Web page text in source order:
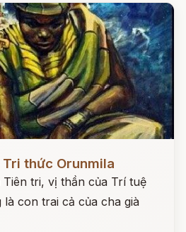
thức Orunmila
tri, vị thần của Trí tuệ
là con trai cả của cha già